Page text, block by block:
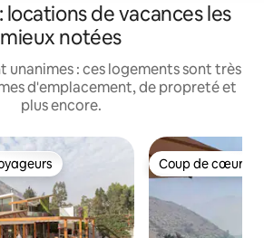
locations de vacances les
mieux notées
unanimes : ces logements sont très
d'emplacement, de propreté et
plus encore.
les plus appréciés Coup de cœur
Coup de cœur